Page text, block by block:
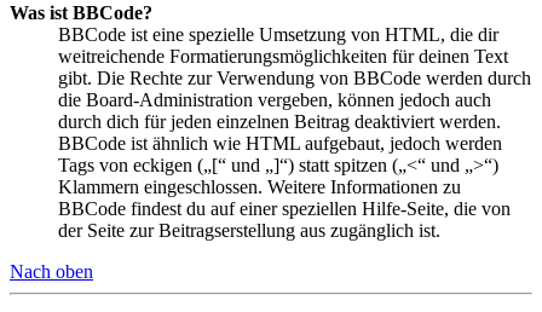
Was ist BBCode?
BBCode ist eine spezielle Umsetzung von HTML, die dir
weitreichende Formatierungsmöglichkeiten für deinen Text
gibt. Die Rechte zur Verwendung von BBCode werden durch
die Board-Administration vergeben, können jedoch auch
durch dich für jeden einzelnen Beitrag deaktiviert werden.
BBCode ist ähnlich wie HTML aufgebaut, jedoch werden
Tags von eckigen („[“ und „]“) statt spitzen („<“ und „>“)
Klammern eingeschlossen. Weitere Informationen zu
BBCode findest du auf einer speziellen Hilfe-Seite, die von
der Seite zur Beitragserstellung aus zugänglich ist.
Nach oben